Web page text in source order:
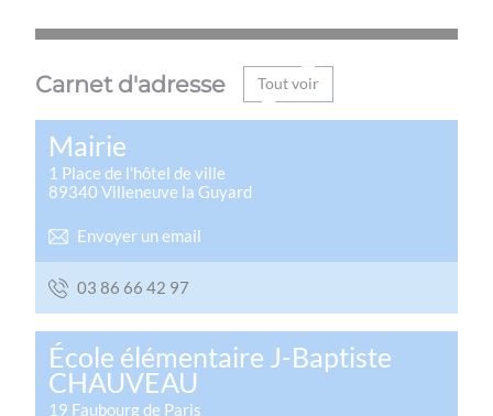
Carnet d'adresse Tout voir
Mairie
1 Place de l'hôtel de ville
89340 Villeneuve la Guyard
Envoyer un email
79 24 66 68 30
École élémentaire J-Baptiste
CHAUVEAU
19 Faubourg de Paris